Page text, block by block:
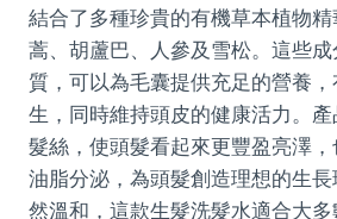
結合了多種珍貴的有機草本植物
蒿、胡蘆巴、人參及雪松。這些
質，可以為毛囊提供充足的營養
生，同時維持頭皮的健康活力。
髮絲，使頭髮看起來更豐盈亮澤
油脂分泌，為頭髮創造理想的生
然溫和，這款生髮洗髮水適合大